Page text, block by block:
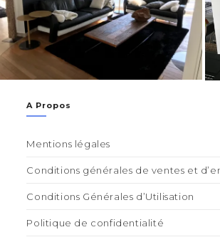
A Propos
Mentions légales
Conditions générales de ventes et
Conditions Générales d’Utilisation
Politique de confidentialité